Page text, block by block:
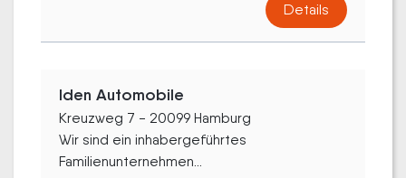
Details
Iden Automobile
Kreuzweg 7 - 20099 Hamburg
Wir sind ein inhabergeführtes
Familienunternehmen...